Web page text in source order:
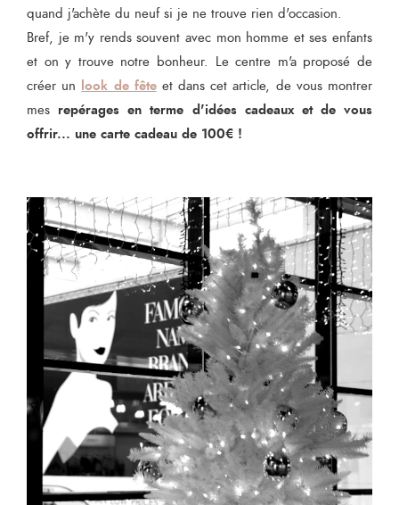
quand j'achète du neuf si je ne trouve rien d'occasion.
Bref, je m'y rends souvent avec mon homme et ses enfants
et on y trouve notre bonheur. Le centre m'a proposé de
créer un look de fêteet dans cet article, de vous montrer
mes repérages en terme d'idées cadeaux et de vous
offrir... une carte cadeau de 100€ !